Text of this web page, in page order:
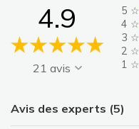
4.9
21 avis
5 ☆
4 ☆
3 ☆
2 ☆
1 ☆
Avis des experts (5)